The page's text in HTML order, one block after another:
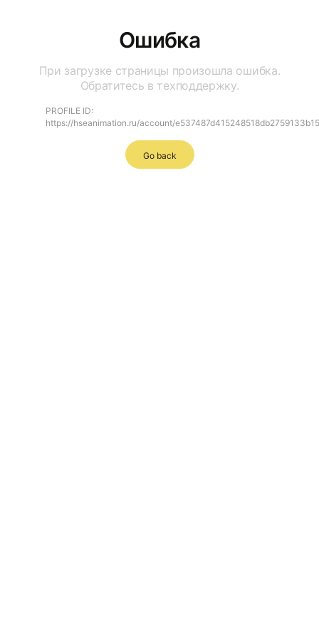
Ошибка
При загрузке страницы произошла ошибка.
Обратитесь в техподдержку.
PROFILE ID:
https://hseanimation.ru/account/
Go back